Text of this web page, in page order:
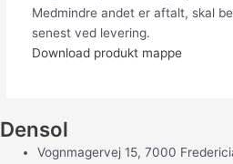
Medmindre andet er aftalt, skal
senest ved levering.
Download produkt mappe
Densol
Vognmagervej 15, 7000